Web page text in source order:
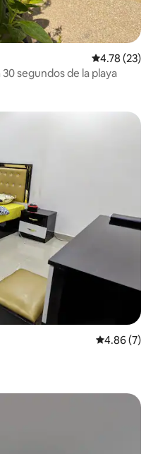
Calificación
4.78 (23)
segundos de la playa
Calificación
4.86 (7)